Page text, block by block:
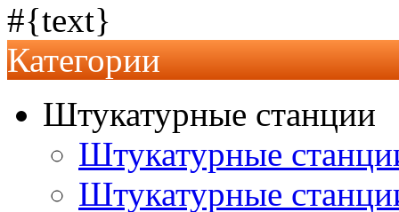
#{text}
Категории
Штукатурные станции
Штукатурные
Штукатурные